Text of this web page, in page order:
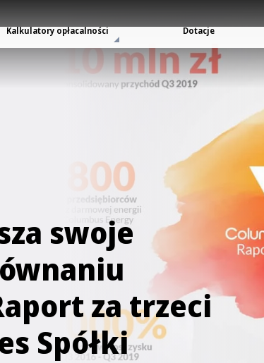
Kalkulatory opłacalności Dotacje
swoje
za trzeci
Spółki